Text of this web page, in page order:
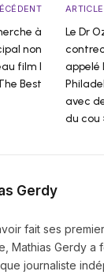
à
non
film I
Best
Le Dr
appelé
avec
du cou
Gerdy
fait ses
Mathias Gerdy a
journaliste